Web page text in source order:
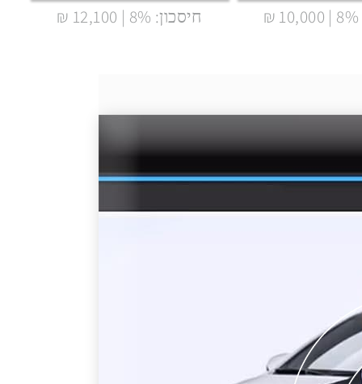
חיסכון: 8% | 12,100 ₪